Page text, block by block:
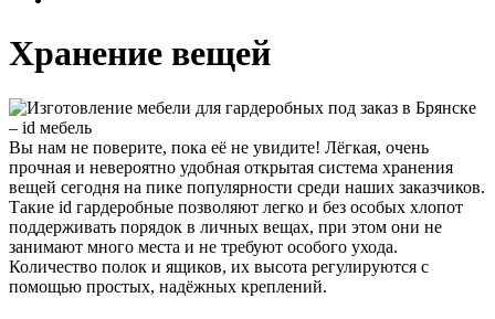
Хранение вещей
Вы нам не поверите, пока её не увидите! Лёгкая, очень
прочная и невероятно удобная открытая система хранения
вещей сегодня на пике популярности среди наших заказчиков.
Такие id гардеробные позволяют легко и без особых хлопот
поддерживать порядок в личных вещах, при этом они не
занимают много места и не требуют особого ухода.
Количество полок и ящиков, их высота регулируются с
помощью простых, надёжных креплений.